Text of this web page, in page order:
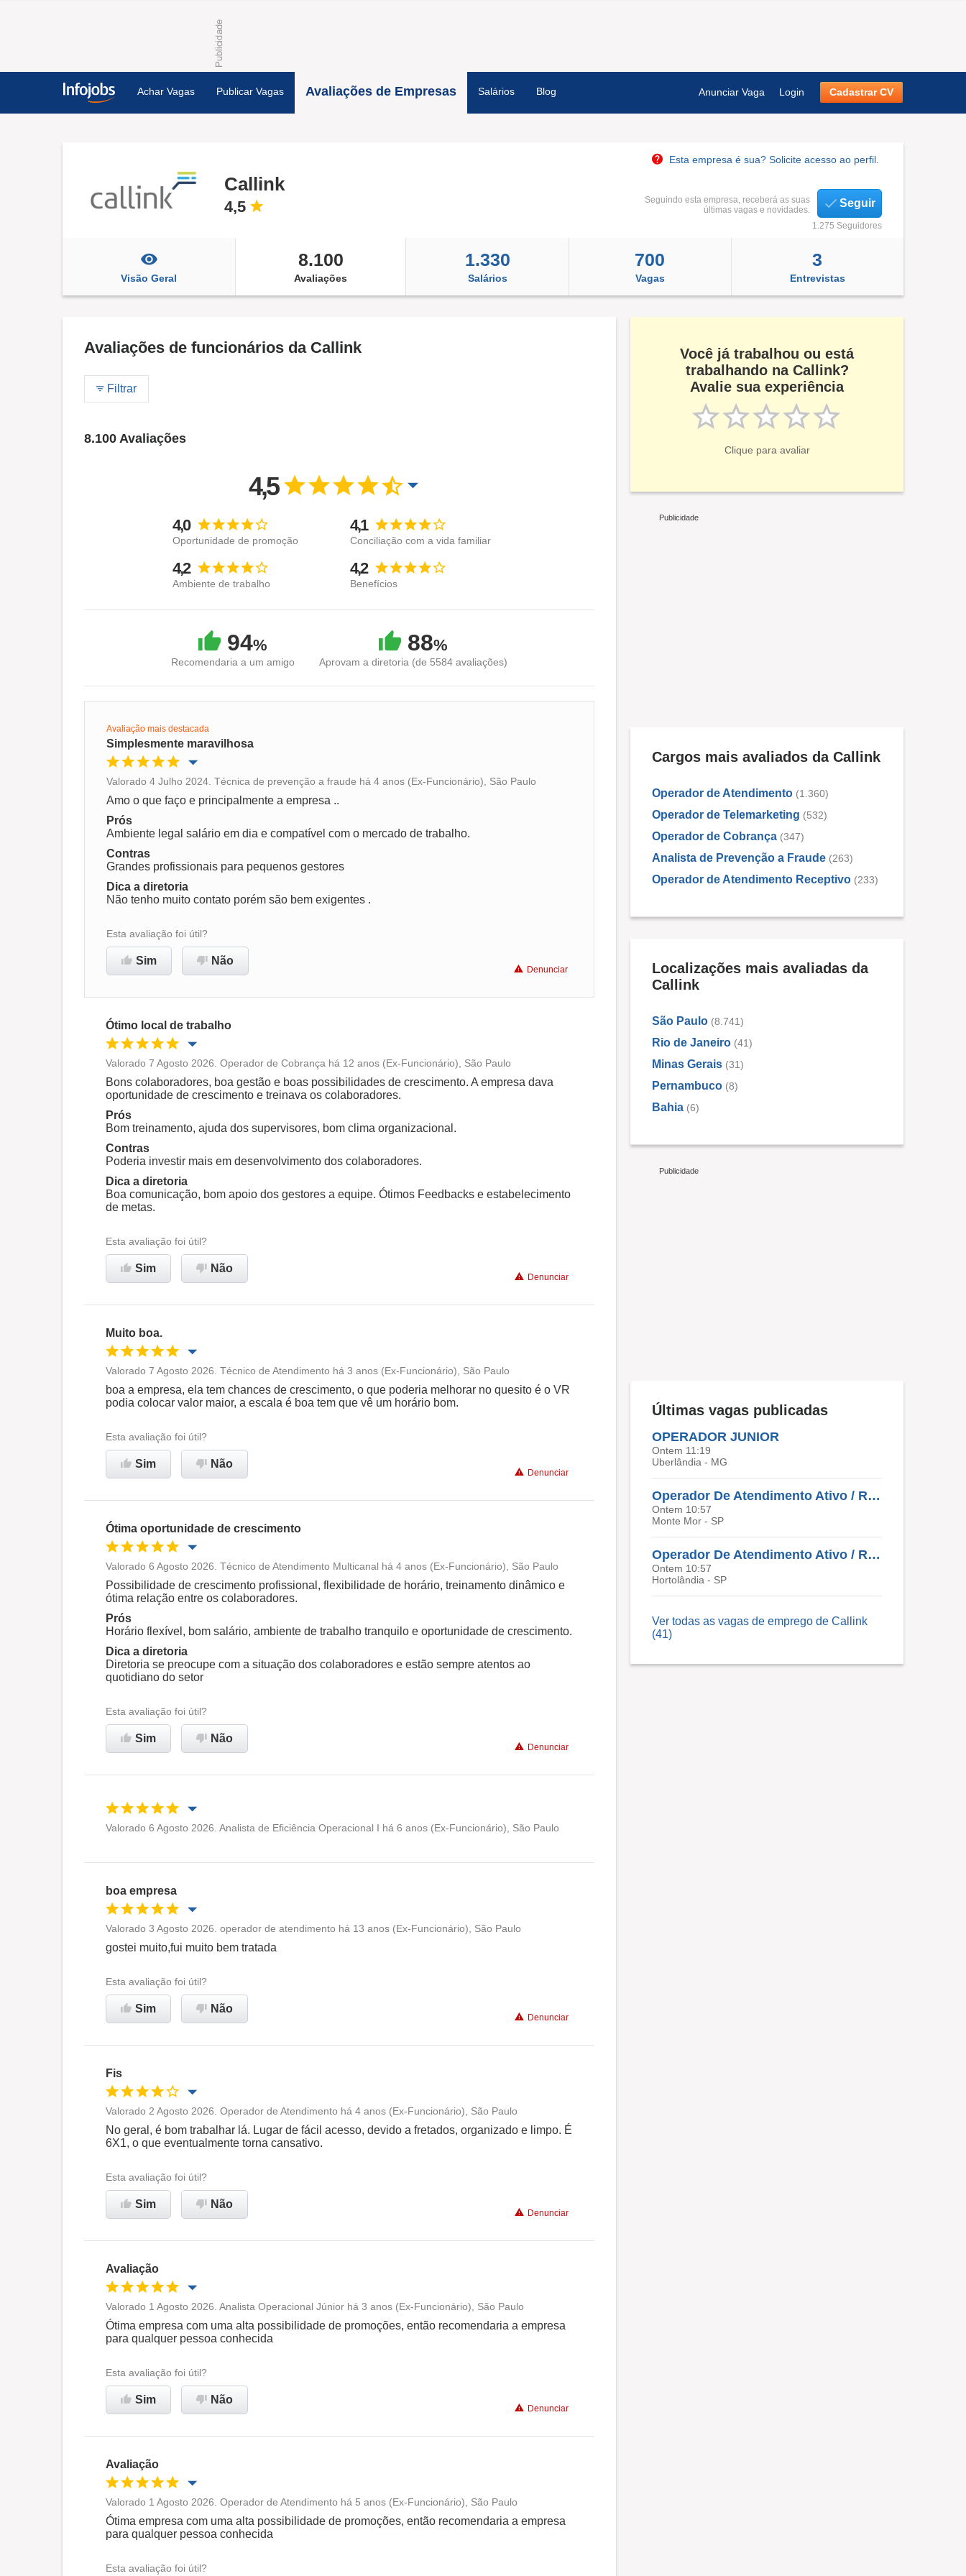
Achar Vagas Publicar Vagas Avaliações de Empresas Salários Blog Anunciar Vaga Login Cadastrar CV
Esta empresa é sua? Solicite acesso ao perfil.
Callink
4,5
Seguindo esta empresa, receberá as suas
últimas vagas e novidades.
Seguir
1.275 Seguidores
Visão Geral
8.100
Avaliações
1.330
Salários
700
Vagas
3
Entrevistas
Avaliações de funcionários da Callink
Filtrar
8.100 Avaliações
4,5
4,0
Oportunidade de promoção
4,1
Conciliação com a vida familiar
4,2
Ambiente de trabalho
4,2
Benefícios
94%
Recomendaria a um amigo
88%
Aprovam a diretoria (de 5584 avaliações)
Avaliação mais destacada
Simplesmente maravilhosa
Oportunidade de promoção
Ambiente de trabalho
Conciliação com a vida familiar
Benefícios
Recomenda esta empresa Recomenda a diretoria
Valorado 4 Julho 2024. Técnica de prevenção a fraude há 4 anos (Ex-Funcionário), São Paulo
Amo o que faço e principalmente a empresa ..
Prós
Ambiente legal salário em dia e compatível com o mercado de trabalho.
Contras
Grandes profissionais para pequenos gestores
Dica a diretoria
Não tenho muito contato porém são bem exigentes .
Esta avaliação foi útil?
Sim Não
Denunciar
Ótimo local de trabalho
Oportunidade de promoção
Ambiente de trabalho
Conciliação com a vida familiar
Recomenda esta empresa Recomenda a diretoria
Valorado 7 Agosto 2026. Operador de Cobrança há 12 anos (Ex-Funcionário), São Paulo
Bons colaboradores, boa gestão e boas possibilidades de crescimento. A empresa dava
oportunidade de crescimento e treinava os colaboradores.
Prós
Bom treinamento, ajuda dos supervisores, bom clima organizacional.
Contras
Poderia investir mais em desenvolvimento dos colaboradores.
Dica a diretoria
Boa comunicação, bom apoio dos gestores a equipe. Ótimos Feedbacks e estabelecimento
de metas.
Esta avaliação foi útil?
Sim Não
Denunciar
Muito boa.
Oportunidade de promoção Conciliação com a vida familiar
Recomenda esta empresa
Valorado 7 Agosto 2026. Técnico de Atendimento há 3 anos (Ex-Funcionário), São Paulo
boa a empresa, ela tem chances de crescimento, o que poderia melhorar no quesito é o VR
podia colocar valor maior, a escala é boa tem que vê um horário bom.
Esta avaliação foi útil?
Sim Não
Denunciar
Ótima oportunidade de crescimento
Oportunidade de promoção
Ambiente de trabalho
Conciliação com a vida familiar
Recomenda esta empresa Recomenda a diretoria
Valorado 6 Agosto 2026. Técnico de Atendimento Multicanal há 4 anos (Ex-Funcionário), São Paulo
Possibilidade de crescimento profissional, flexibilidade de horário, treinamento dinâmico e
ótima relação entre os colaboradores.
Prós
Horário flexível, bom salário, ambiente de trabalho tranquilo e oportunidade de crescimento.
Dica a diretoria
Diretoria se preocupe com a situação dos colaboradores e estão sempre atentos ao
quotidiano do setor
Esta avaliação foi útil?
Sim Não
Denunciar
Valorado 6 Agosto 2026. Analista de Eficiência Operacional I há 6 anos (Ex-Funcionário), São Paulo
boa empresa
Oportunidade de promoção
Ambiente de trabalho
Recomenda esta empresa
Valorado 3 Agosto 2026. operador de atendimento há 13 anos (Ex-Funcionário), São Paulo
gostei muito,fui muito bem tratada
Esta avaliação foi útil?
Sim Não
Denunciar
Fis
Oportunidade de promoção Conciliação com a vida familiar
Recomenda esta empresa
Valorado 2 Agosto 2026. Operador de Atendimento há 4 anos (Ex-Funcionário), São Paulo
No geral, é bom trabalhar lá. Lugar de fácil acesso, devido a fretados, organizado e limpo. É
6X1, o que eventualmente torna cansativo.
Esta avaliação foi útil?
Sim Não
Denunciar
Avaliação
Oportunidade de promoção Conciliação com a vida familiar
Recomenda esta empresa
Valorado 1 Agosto 2026. Analista Operacional Júnior há 3 anos (Ex-Funcionário), São Paulo
Ótima empresa com uma alta possibilidade de promoções, então recomendaria a empresa
para qualquer pessoa conhecida
Esta avaliação foi útil?
Sim Não
Denunciar
Avaliação
Oportunidade de promoção Conciliação com a vida familiar
Valorado 1 Agosto 2026. Operador de Atendimento há 5 anos (Ex-Funcionário), São Paulo
Ótima empresa com uma alta possibilidade de promoções, então recomendaria a empresa
para qualquer pessoa conhecida
Esta avaliação foi útil?
Você já trabalhou ou está
trabalhando na Callink?
Avalie sua experiência
Clique para avaliar
Cargos mais avaliados da Callink
Operador de Atendimento (1.360)
Operador de Telemarketing (532)
Operador de Cobrança (347)
Analista de Prevenção a Fraude (263)
Operador de Atendimento Receptivo (233)
Localizações mais avaliadas da
Callink
São Paulo (8.741)
Rio de Janeiro (41)
Minas Gerais (31)
Pernambuco (8)
Bahia (6)
Últimas vagas publicadas
OPERADOR JUNIOR
Ontem 11:19
Uberlândia - MG
Operador De Atendimento Ativo / Receptivo
Ontem 10:57
Monte Mor - SP
Operador De Atendimento Ativo / Receptivo
Ontem 10:57
Hortolândia - SP
Ver todas as vagas de emprego de Callink
(41)